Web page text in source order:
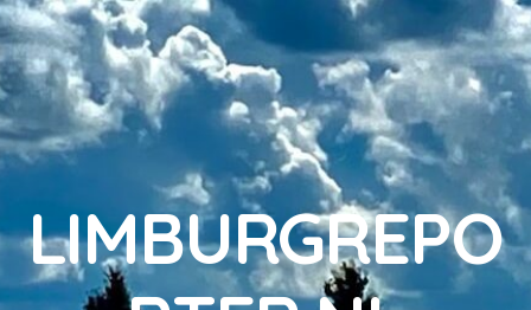
LIMBURGREPO